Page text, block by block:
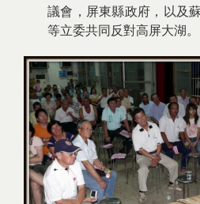
議會，屏東縣政府，以及
等立委共同反對高屏大湖。